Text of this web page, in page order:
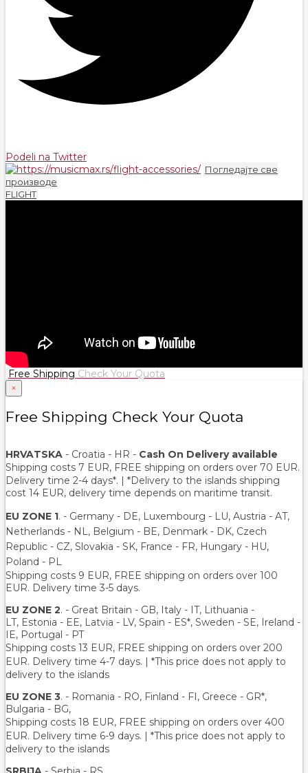
Podeli na Twitter
Погледајте све
производе
FLIGHT
Free Shipping Check Your Quota
×
Free Shipping Check Your Quota
HRVATSKA - Croatia - HR - Cash On Delivery available
Shipping costs 7 EUR, FREE shipping on orders over 70 EUR.
Delivery time 2-4 days*. | *Delivery to the islands shipping
cost 14 EUR, delivery time depends on maritime transit.
EU ZONE 1. - Germany - DE, Luxembourg - LU, Austria - AT,
Netherlands - NL, Belgium - BE, Denmark - DK, Czech
Republic - CZ, Slovakia - SK, France - FR, Hungary - HU,
Poland - PL
Shipping costs 9 EUR, FREE shipping on orders over 100
EUR. Delivery time 3-5 days.
EU ZONE 2. - Great Britain - GB, Italy - IT, Lithuania -
LT, Estonia - EE, Latvia - LV, Spain - ES*, Sweden - SE, Ireland -
IE, Portugal - PT
Shipping costs 13 EUR, FREE shipping on orders over 200
EUR. Delivery time 4-7 days. | *This price does not apply to
delivery to the islands
EU ZONE 3. - Romania - RO, Finland - FI, Greece - GR*,
Bulgaria - BG,
Shipping costs 18 EUR, FREE shipping on orders over 400
EUR. Delivery time 6-9 days. | *This price does not apply to
delivery to the islands